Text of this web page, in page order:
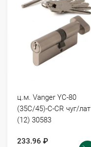
ц.м. Vanger YC-80
(35С/45)-C-CR чуг/лат
(12) 30583
233.96 ₽